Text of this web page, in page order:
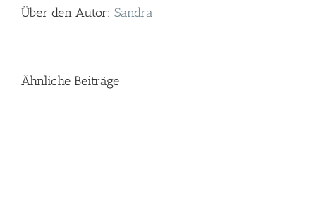
Über den Autor: Sandra
Ähnliche Beiträge